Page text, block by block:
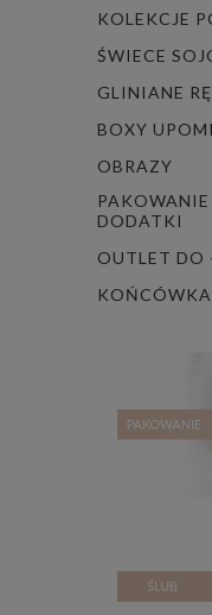
KOLEKCJE
ŚWIECE
GLINIANE
BOXY
OBRAZY
DODATKI
OUTLET DO